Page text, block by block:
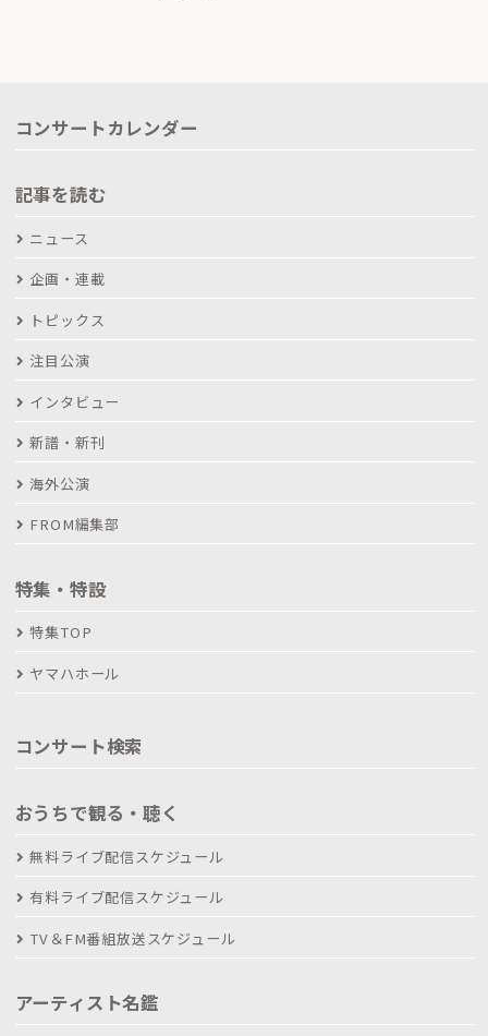
コンサートカレンダー
記事を読む
ニュース
企画・連載
トピックス
注目公演
インタビュー
新譜・新刊
海外公演
FROM編集部
特集・特設
特集TOP
ヤマハホール
コンサート検索
おうちで観る・聴く
無料ライブ配信スケジュール
有料ライブ配信スケジュール
TV＆FM番組放送スケジュール
アーティスト名鑑